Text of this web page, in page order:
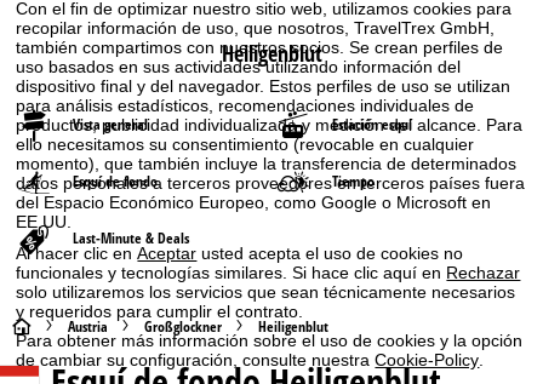
Con el fin de optimizar nuestro sitio web, utilizamos cookies para
recopilar información de uso, que nosotros, TravelTrex GmbH,
también compartimos con nuestros socios. Se crean perfiles de
uso basados en sus actividades utilizando información del
dispositivo final y del navegador. Estos perfiles de uso se utilizan
para análisis estadísticos, recomendaciones individuales de
productos, publicidad individualizada y medición del alcance. Para
ello necesitamos su consentimiento (revocable en cualquier
momento), que también incluye la transferencia de determinados
datos personales a terceros proveedores en terceros países fuera
del Espacio Económico Europeo, como Google o Microsoft en
EE.UU.
Al hacer clic enAceptar usted acepta el uso de cookies no
funcionales y tecnologías similares. Si hace clic aquí en Rechazar
solo utilizaremos los servicios que sean técnicamente necesarios
y requeridos para cumplir el contrato.
Para obtener más información sobre el uso de cookies y la opción
de cambiar su configuración, consulte nuestraCookie-Policy
Heiligenblut
Vista general Estación esquí
Esquí de fondo Tiempo
Last-Minute & Deals
P
á
Austria Großglockner Heiligenblut